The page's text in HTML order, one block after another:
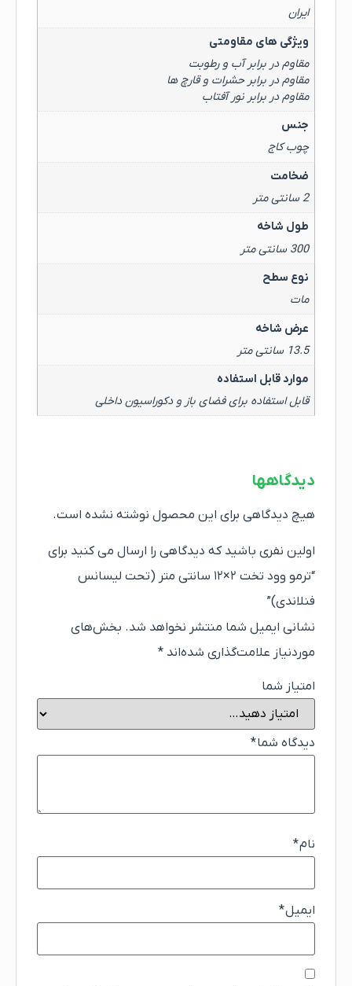
ایران
ویژگی های مقاومتی
مقاوم در برابر آب و رطوبت
مقاوم در برابر حشرات و قارچ ها
مقاوم در برابر نور آفتاب
جنس
چوب کاج
ضخامت
2 سانتی متر
طول شاخه
300 سانتی متر
نوع سطح
مات
عرض شاخه
13.5 سانتی متر
موارد قابل استفاده
قابل استفاده برای فضای باز و دکوراسیون داخلی
دیدگاهها
هیچ دیدگاهی برای این محصول نوشته نشده است.
اولین نفری باشید که دیدگاهی را ارسال می کنید برای
“ترمو وود تخت ۲×۱۲ سانتی متر (تحت لیسانس
فنلاندی)”
نشانی ایمیل شما منتشر نخواهد شد. بخش‌های
موردنیاز علامت‌گذاری شده‌اند *
امتیاز شما
دیدگاه شما*
نام*
ایمیل*